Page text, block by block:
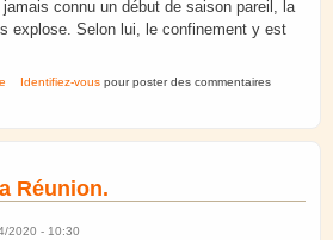
jamais connu un début de saison pareil, la
explose. Selon lui, le confinement y est
Alsace : “Mes abeilles n'ont jamais produit autant de
Identifiez-vous pour poster des commentaires
Réunion.
2020 - 10:30